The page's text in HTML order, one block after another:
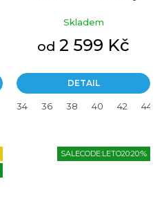
Skladem
od 2 599 Kč
DETAIL
34 36 38 40 42 44
SALECODE:LETO20:20:%